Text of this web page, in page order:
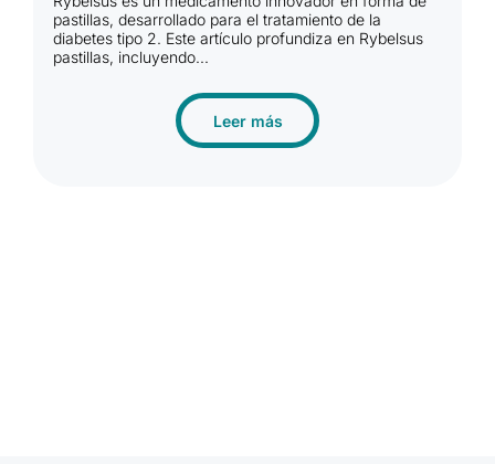
pastillas, desarrollado para el tratamiento de la
diabetes tipo 2. Este artículo profundiza en Rybelsus
pastillas, incluyendo...
Leer más